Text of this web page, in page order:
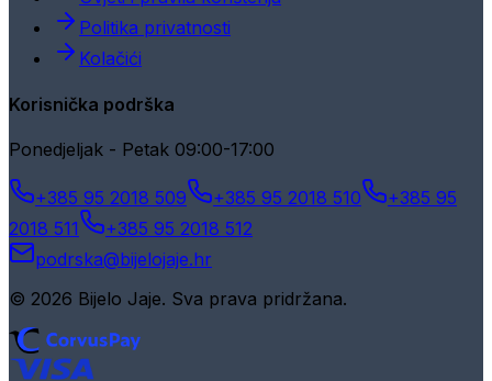
Politika privatnosti
Kolačići
Korisnička podrška
Ponedjeljak - Petak 09:00-17:00
+385 95 2018 509 +385 95 2018 510
+385 95
2018 511
+385 95 2018 512
podrska@bijelojaje.hr
© 2026 Bijelo Jaje. Sva prava pridržana.